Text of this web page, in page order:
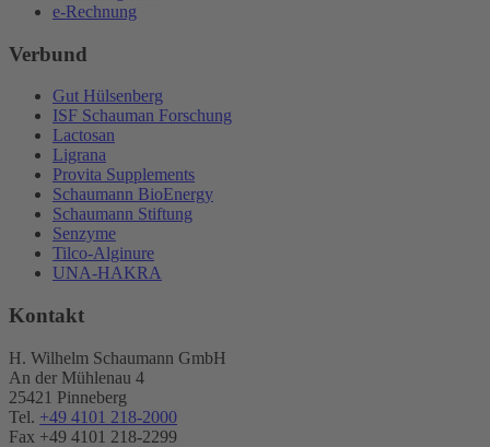
e-Rechnung
Verbund
Gut Hülsenberg
ISF Schauman Forschung
Lactosan
Ligrana
Provita Supplements
Schaumann BioEnergy
Schaumann Stiftung
Senzyme
Tilco-Alginure
UNA-HAKRA
Kontakt
H. Wilhelm Schaumann GmbH
An der Mühlenau 4
25421 Pinneberg
Tel. +49 4101 218-2000
Fax +49 4101 218​-2299